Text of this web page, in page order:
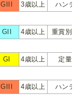
GIII 3歳以上 ハンデ
GII 4歳以上 重賞別
GI 4歳以上 定量
GIII 4歳以上 ハンデ